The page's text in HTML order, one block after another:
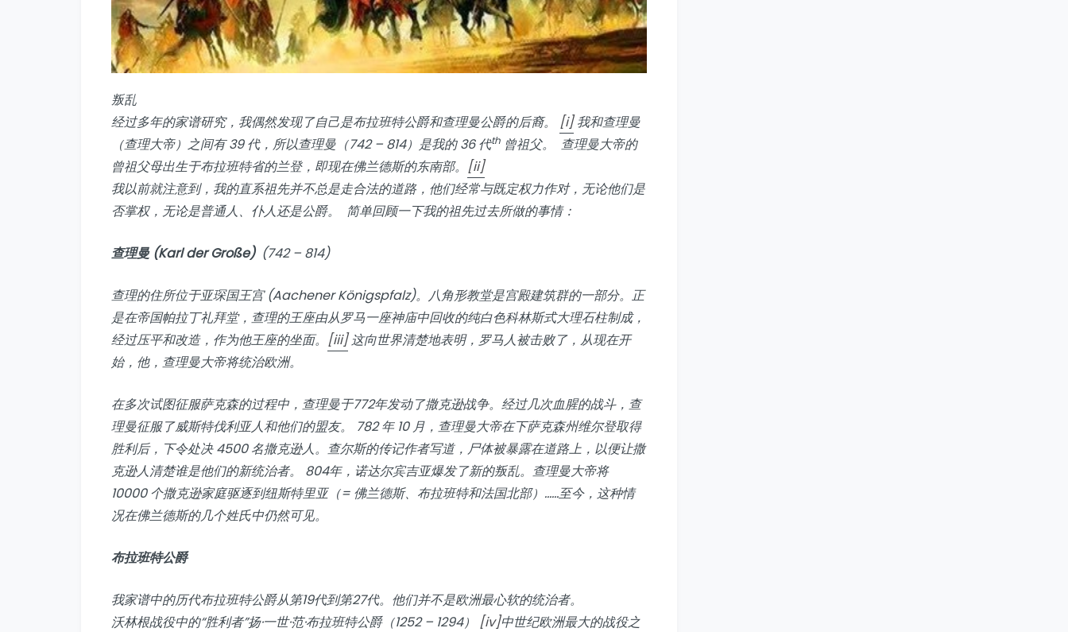
叛乱
经过多年的家谱研究，我偶然发现了自己是布拉班特公爵和查理曼公爵的后裔。 [i]我和查理曼
（查理大帝）之间有 39 代，所以查理曼（742 – 814）是我的 36 代th 曾祖父。 查理曼大帝的
曾祖父母出生于布拉班特省的兰登，即现在佛兰德斯的东南部。 [ii]
我以前就注意到，我的直系祖先并不总是走合法的道路，他们经常与既定权力作对，无论他们是
否掌权，无论是普通人、仆人还是公爵。 简单回顾一下我的祖先过去所做的事情：
查理曼 (Karl der Große) (742 – 814)
查理的住所位于亚琛国王宫 (Aachener Königspfalz)。八角形教堂是宫殿建筑群的一部分。正
是在帝国帕拉丁礼拜堂，查理的王座由从罗马一座神庙中回收的纯白色科林斯式大理石柱制成，
经过压平和改造，作为他王座的坐面。 [iii]这向世界清楚地表明，罗马人被击败了，从现在开
始，他，查理曼大帝将统治欧洲。
在多次试图征服萨克森的过程中，查理曼于772年发动了撒克逊战争。经过几次血腥的战斗，查
理曼征服了威斯特伐利亚人和他们的盟友。 782 年 10 月，查理曼大帝在下萨克森州维尔登取得
胜利后，下令处决 4500 名撒克逊人。查尔斯的传记作者写道，尸体被暴露在道路上，以便让撒
克逊人清楚谁是他们的新统治者。 804年，诺达尔宾吉亚爆发了新的叛乱。查理曼大帝将
10000 个撒克逊家庭驱逐到纽斯特里亚（= 佛兰德斯、布拉班特和法国北部）……至今，这种情
况在佛兰德斯的几个姓氏中仍然可见。
布拉班特公爵
我家谱中的历代布拉班特公爵从第19代到第27代。他们并不是欧洲最心软的统治者。
沃林根战役中的“胜利者”扬·一世·范·布拉班特公爵（1252 – 1294） [iv]中世纪欧洲最大的战役之